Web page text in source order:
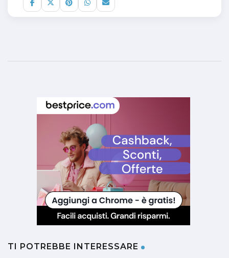
TI POTREBBE INTERESSARE